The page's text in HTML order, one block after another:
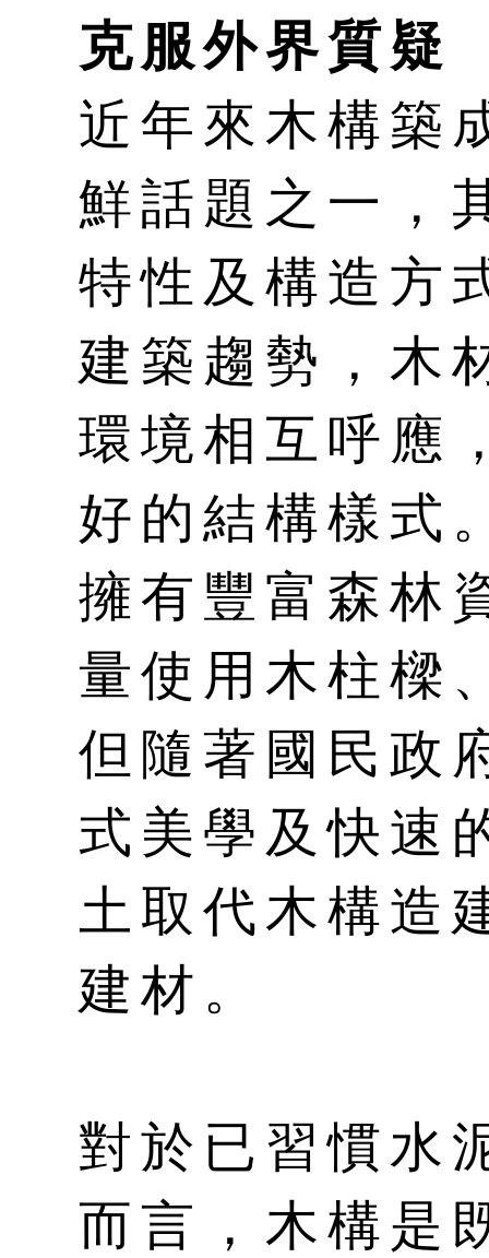
克服外界質疑
近年來木構築
鮮話題之一，
特性及構造方
建築趨勢，木
環境相互呼應
好的結構樣式
擁有豐富森林
量使用木柱樑
但隨著國民政
式美學及快速
土取代木構造
建材。
對於已習慣水
而言，木構是